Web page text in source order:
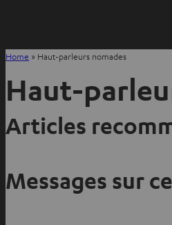
Home » Haut-parleurs nomades
Haut-
Articles
Messages sur